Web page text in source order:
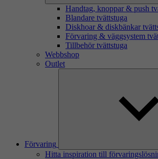
Handtag, knoppar & push
Blandare tvättstuga
Diskhoar & diskbänkar
Förvaring & väggsystem
Tillbehör tvättstuga
Webbshop
Outlet
Förvaring
Hitta inspiration till